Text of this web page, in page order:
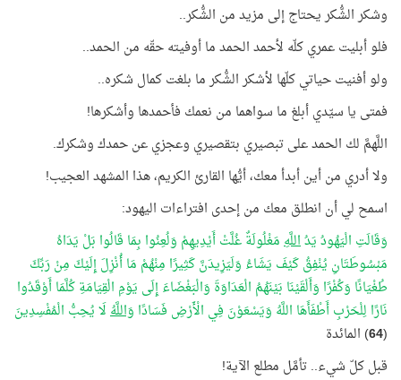
وشكر الشُّكر يحتاج إلى مزيد من الشُّكر..
فلو أبليت عمري كلّه لأحمد الحمد ما أوفيته حقّه من الحمد..
ولو أفنيت حياتي كلّها لأشكر الشُّكر ما بلغت كمال شكره..
فمتى يا سيّدي أبلغ ما سواهما من نعمك فأحمدها وأشكرها!
اللَّهمَّ لك الحمد على تبصيري بتقصيري وعجزي عن حمدك وشكرك.
ولا أدري من أين أبدأ معك، أيُّها القارئ الكريم، هذا المشهد العجيب!
اسمح لي أن انطلق معك من إحدى افتراءات اليهود:
وَقَالَتِ الْيَهُودُ يَدُاللَّهِمَغْلُولَةٌ غُلَّتْ أَيْدِيهِمْ وَلُعِنُوا بِمَا قَالُوا بَلْ يَدَاهُ
مَبْسُوطَتَانِ يُنْفِقُ كَيْفَ يَشَاءُ وَلَيَزِيدَنَّ كَثِيرًا مِنْهُمْ مَا أُنْزِلَ إِلَيْكَ مِنْ رَبِّكَ
طُغْيَانًا وَكُفْرًا وَأَلْقَيْنَا بَيْنَهُمُ الْعَدَاوَةَ وَالْبَغْضَاءَ إِلَى يَوْمِ الْقِيَامَةِ كُلَّمَا أَوْقَدُوا
نَارًا لِلْحَرْبِ أَطْفَأَهَا اللَّهُ وَيَسْعَوْنَ فِي الْأَرْضِ فَسَادًا وَاللَّهُلَا يُحِبُّ الْمُفْسِدِينَ
(
64) المائدة
قبل كلّ شيء.. تأمَّل مطلع الآية!